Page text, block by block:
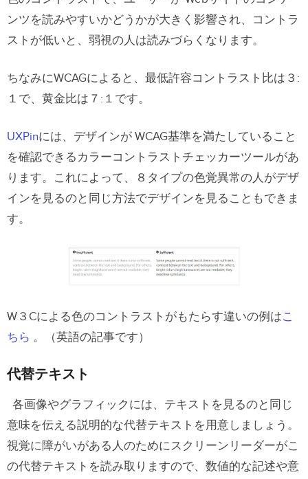
ンツを読みやすいかどうかが大きく影響され、コントラ
ストが低いと、弱視の人は読みづらくなります。
ちなみにWCAGによると、最低許容コントラスト比は３:
１で、黄金比は７:１です。
UXPinには、デザインが WCAG基準を満たしていること
を確認できるカラーコントラストチェッカーツールがあ
ります。これによって、８タイプの色覚異常の人がデザ
インを見るのと同じ方法でデザインを見ることもできま
す。
W３Cによる色のコントラストがもたらす違いの例はこ
ちら 。（英語の記事です）
代替テキスト
各画像やグラフィックには、テキストを見るのと同じ
意味を伝える説明的な代替テキストを用意しましょう。
視覚に障がいがある人のためにスクリーンリーダーがこ
の代替テキストを読み取りますので、数値的な記述や意